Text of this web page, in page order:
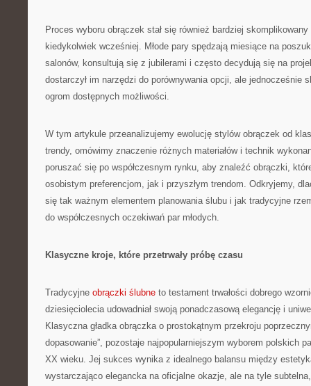
Proces wyboru obrączek stał się również bardziej
kiedykolwiek wcześniej. Młode pary spędzają miesiące na
salonów, konsultują się z jubilerami i często decydują się na
dostarczył im narzędzi do porównywania opcji, ale jednocześnie
ogrom dostępnych możliwości.
W tym artykule przeanalizujemy ewolucję stylów obrączek od
trendy, omówimy znaczenie różnych materiałów i technik
poruszać się po współczesnym rynku, aby znaleźć obrączki,
osobistym preferencjom, jak i przyszłym trendom. Odkryjemy,
się tak ważnym elementem planowania ślubu i jak tradycyjne
do współczesnych oczekiwań par młodych.
Klasyczne kroje, które przetrwały próbę czasu
Tradycyjne obrączki ślubne to testament trwałości dobrego
dziesięciolecia udowadniał swoją ponadczasową elegancję i
Klasyczna gładka obrączka o prostokątnym przekroju
dopasowanie”, pozostaje najpopularniejszym wyborem polskich
XX wieku. Jej sukces wynika z idealnego balansu między
wystarczająco elegancka na oficjalne okazje, ale na tyle